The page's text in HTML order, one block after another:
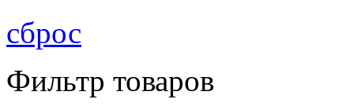
сброс
Фильтр товаров